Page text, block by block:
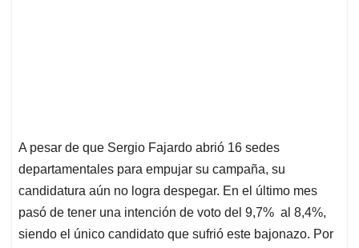
A pesar de que Sergio Fajardo abrió 16 sedes
departamentales para empujar su campaña, su
candidatura aún no logra despegar. En el último mes
pasó de tener una intención de voto del 9,7% al 8,4%,
siendo el único candidato que sufrió este bajonazo. Por